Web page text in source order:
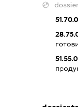
51.70.0
51.55.0